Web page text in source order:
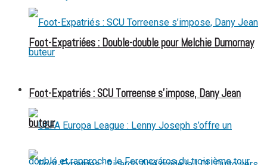
Foot-Expatriées : Double-double pour Melchie Dumornay
FOOT EXPATRIÉS
Foot-Expatriés : SCU Torreense s’impose, Dany Jean
buteur